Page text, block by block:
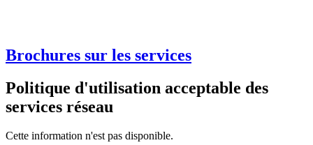
Brochures sur les services
Politique d'utilisation acceptable des
services réseau
Cette information n'est pas disponible.